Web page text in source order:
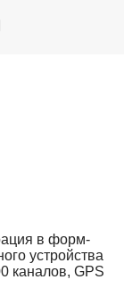
в форм-
устройства
каналов, GPS